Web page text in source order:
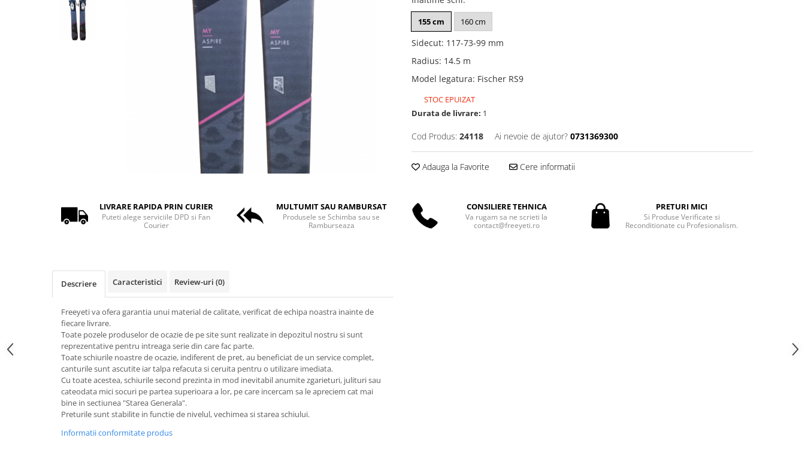
155 cm 160 cm
Sidecut: 117-73-99 mm
Radius: 14.5 m
Model legatura: Fischer RS9
STOC EPUIZAT
Durata de livrare: 1
Cod Produs: 24118 Ai nevoie de ajutor? 0731369300
Adauga la Favorite Cere informatii
LIVRARE RAPIDA PRIN CURIER
Puteti alege serviciile DPD si Fan
Courier
MULTUMIT SAU RAMBURSAT
Produsele se Schimba sau se
Ramburseaza
CONSILIERE TEHNICA
Va rugam sa ne scrieti la
contact@freeyeti.ro
PRETURI MICI
Si Produse Verificate si
Reconditionate cu Profesionalism.
Descriere Caracteristici Review-uri (0)
Freeyeti va ofera garantia unui material de calitate, verificat de echipa noastra inainte de
fiecare livrare.
Toate pozele produselor de ocazie de pe site sunt realizate in depozitul nostru si sunt
reprezentative pentru intreaga serie din care fac parte.
Toate schiurile noastre de ocazie, indiferent de pret, au beneficiat de un service complet,
canturile sunt ascutite iar talpa refacuta si ceruita pentru o utilizare imediata.
Cu toate acestea, schiurile second prezinta in mod inevitabil anumite zgarieturi, julituri sau
cateodata mici socuri pe partea superioara a lor, pe care incercam sa le apreciem cat mai
bine in sectiunea "Starea Generala".
Preturile sunt stabilite in functie de nivelul, vechimea si starea schiului.
Informatii conformitate produs